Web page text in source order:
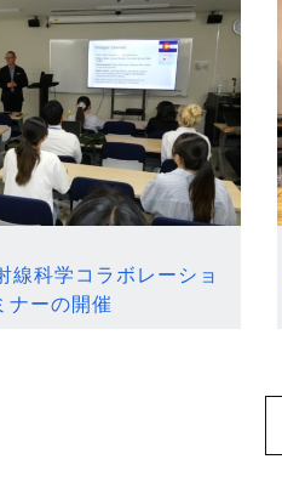
線科学コラボレーショ
ナーの開催